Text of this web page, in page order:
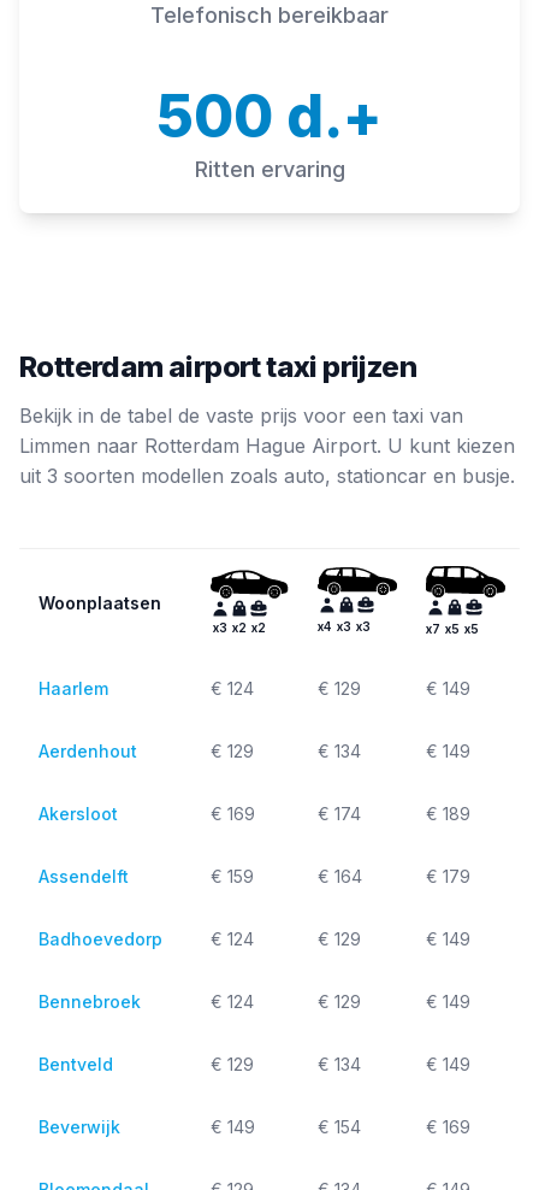
Telefonisch bereikbaar
Ritten ervaring
500 d.+
Rotterdam airport taxi prijzen
Bekijk in de tabel de vaste prijs voor een taxi van
Limmen naar Rotterdam Hague Airport. U kunt kiezen
uit 3 soorten modellen zoals auto, stationcar en busje.
Woonplaatsen
x3 x2 x2 x4 x3 x3 x7 x5 x5
Haarlem € 124 € 129 € 149
Aerdenhout € 129 € 134 € 149
Akersloot € 169 € 174 € 189
Assendelft € 159 € 164 € 179
Badhoevedorp € 124 € 129 € 149
Bennebroek € 124 € 129 € 149
Bentveld € 129 € 134 € 149
Beverwijk € 149 € 154 € 169